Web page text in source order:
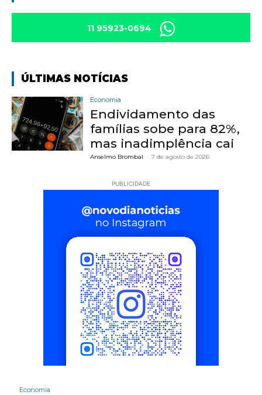
11 95923-0694
ÚLTIMAS NOTÍCIAS
Economia
Endividamento das
famílias sobe para 82%,
mas inadimplência cai
Anselmo Brombal - 7 de agosto de 2026
PUBLICIDADE
Economia